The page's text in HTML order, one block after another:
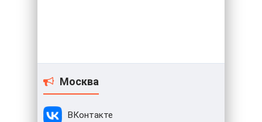
Москва
ВКонтакте